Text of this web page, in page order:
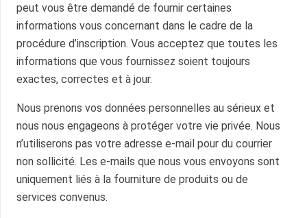
peut vous être demandé de fournir certaines
informations vous concernant dans le cadre de la
procédure d’inscription. Vous acceptez que toutes les
informations que vous fournissez soient toujours
exactes, correctes et à jour.
Nous prenons vos données personnelles au sérieux et
nous nous engageons à protéger votre vie privée. Nous
n’utiliserons pas votre adresse e-mail pour du courrier
non sollicité. Les e-mails que nous vous envoyons sont
uniquement liés à la fourniture de produits ou de
services convenus.